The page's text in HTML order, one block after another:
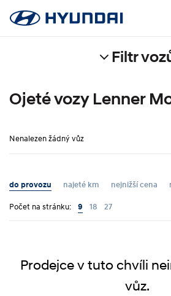
Filtr
Ojeté vozy Lenner
Nenalezen žádný vůz
do provozu najeté km nejnižší cena
Počet na stránku: 9 18 27
Prodejce v tuto chvíli
vůz.